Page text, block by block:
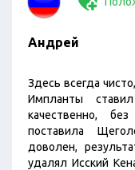
Андрей
Здесь всегда
Импланты
качественно,
поставила
доволен,
удалял Исский